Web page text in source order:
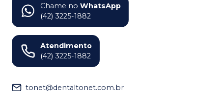
Chame no WhatsApp
(42) 3225-1882
Atendimento
(42) 3225-1882
tonet@dentaltonet.com.br